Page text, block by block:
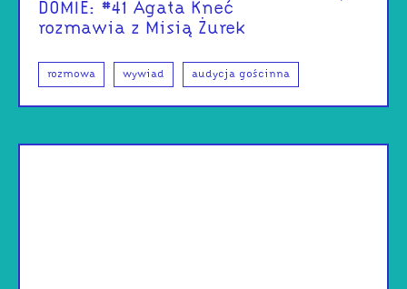
DOMIE: #41 Agata Kneć
rozmawia z Misią Żurek
rozmowa wywiad audycja gościnna